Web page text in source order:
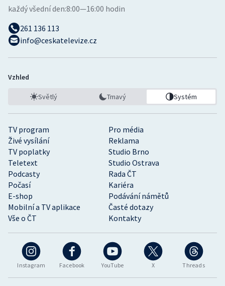
Instagram Facebook YouTube X Threads
TV program
Pro média
Živé vysílání
Reklama
TV poplatky
Studio Brno
Teletext
Studio Ostrava
Podcasty
Rada ČT
Počasí
Kariéra
E-shop
Podávání námětů
Mobilní a TV aplikace
Časté dotazy
Vše o ČT
Kontakty
každý všední den:8:00—16:00 hodin
261 136 113
info@ceskatelevize.cz
Vzhled
Světlý Tmavý Systém